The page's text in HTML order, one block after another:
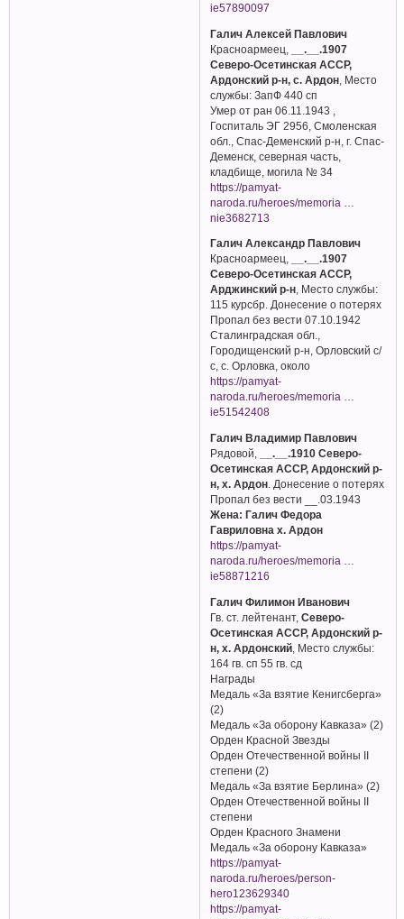
ie57890097
Галич Алексей Павлович
Красноармеец,
__.__.1907
Северо-Осетинская АССР,
Ардонский р-н, с. Ардон , Место
службы: ЗапФ 440 сп
Умер от ран 06.11.1943 ,
Госпиталь ЭГ 2956, Смоленская
обл., Спас-Деменский р-н, г. Спас-
Деменск, северная часть,
кладбище, могила № 34
https://pamyat-
naroda.ru/heroes/memoria …
nie3682713
Галич Александр Павлович
Красноармеец,
__.__.1907
Северо-Осетинская АССР,
Арджинский р-н , Место службы:
115 курсбр. Донесение о потерях
Пропал без вести 07.10.1942
Сталинградская обл.,
Городищенский р-н, Орловский с/
с, с. Орловка, около
https://pamyat-
naroda.ru/heroes/memoria …
ie51542408
Галич Владимир Павлович
Рядовой,
__.__.1910 Северо-
Осетинская АССР, Ардонский р-
н, х. Ардон . Донесение о потерях
Пропал без вести __.03.1943
Жена: Галич Федора
Гавриловна х. Ардон
https://pamyat-
naroda.ru/heroes/memoria …
ie58871216
Галич Филимон Иванович
Гв. ст. лейтенант,Северо-
Осетинская АССР, Ардонский р-
н, х. Ардонский , Место службы:
164 гв. сп 55 гв. сд
Награды
Медаль «За взятие Кенигсберга»
(2)
Медаль «За оборону Кавказа» (2)
Орден Красной Звезды
Орден Отечественной войны II
степени (2)
Медаль «За взятие Берлина» (2)
Орден Отечественной войны II
степени
Орден Красного Знамени
Медаль «За оборону Кавказа»
https://pamyat-
naroda.ru/heroes/person-
hero123629340
https://pamyat-